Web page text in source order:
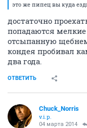
это же пипец вы куда
достаточно
попадаются
отсыпанную
кондея пробивал
два года.
ОТВЕТИТЬ
Chuck_Norris
v.i.p.
04 марта 2014